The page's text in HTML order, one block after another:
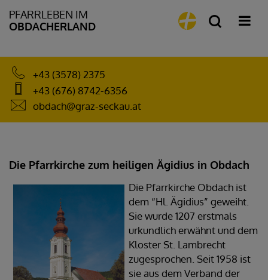
PFARRLEBEN IM
OBDACHERLAND
+43 (3578) 2375
+43 (676) 8742-6356
obdach@graz-seckau.at
Die Pfarrkirche zum heiligen Ägidius in Obdach
Die Pfarrkirche Obdach ist
dem “Hl. Ägidius” geweiht.
Sie wurde 1207 erstmals
urkundlich erwähnt und dem
Kloster St. Lambrecht
zugesprochen. Seit 1958 ist
sie aus dem Verband der